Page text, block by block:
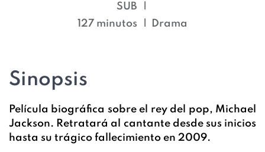
SUB
127 minutos
Drama
Sinopsis
Película biográfica sobre el rey del pop, Michael
Jackson. Retratará al cantante desde sus inicios
hasta su trágico fallecimiento en 2009.